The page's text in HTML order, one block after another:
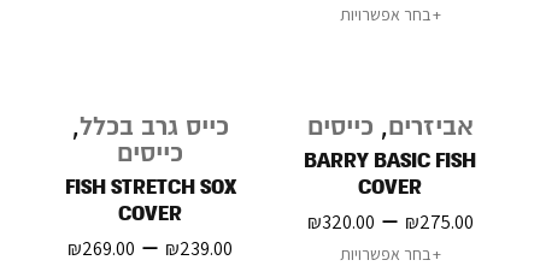
בחר אפשרויות
אביזרים, כייסים
BARRY BASIC FISH
COVER
₪275.00
–
₪320.00
בחר אפשרויות
כייס גרב בכלל,
כייסים
FISH STRETCH SOX
COVER
₪239.00
–
₪269.00